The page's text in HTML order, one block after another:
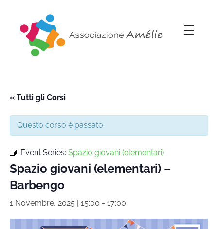
« Tutti gli Corsi
Questo corso è passato.
Event Series: Spazio giovani (elementari)
Spazio giovani (elementari) –
Barbengo
1 Novembre, 2025 | 15:00 - 17:00